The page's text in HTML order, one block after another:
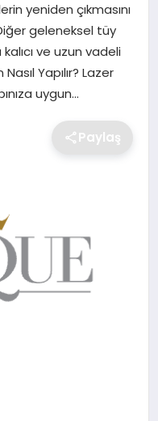
yeniden çıkmasını
geleneksel tüy
ve uzun vadeli
Yapılır? Lazer
uygun…
Paylaş